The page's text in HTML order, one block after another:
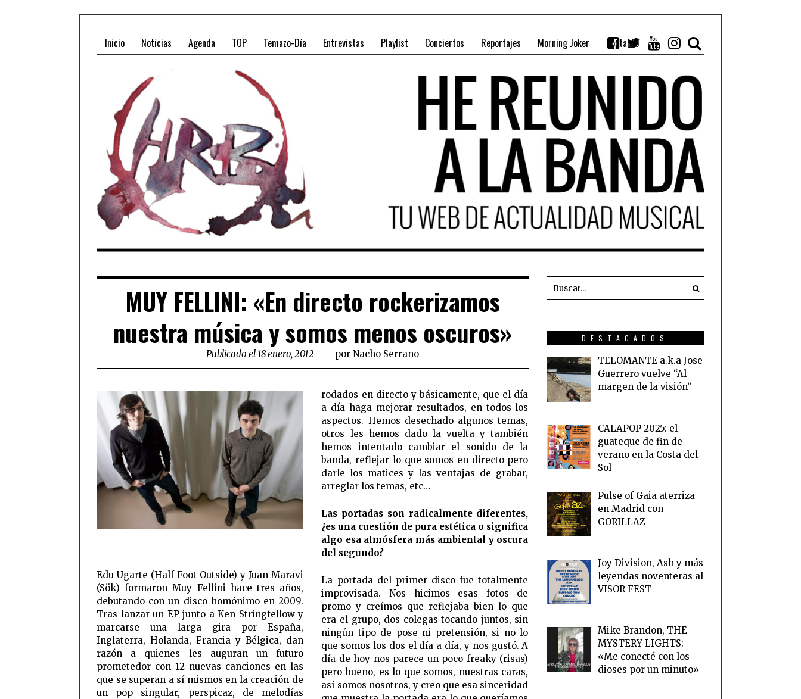
Inicio Noticias Agenda TOP Temazo-Día Entrevistas Playlist Conciertos Reportajes Morning Joker Contacto
MUY FELLINI: «En directo rockerizamos
nuestra música y somos menos oscuros»
Publicado el 18 enero, 2012 por Nacho Serrano
Edu Ugarte (Half Foot Outside) y Juan Maravi
(Sök) formaron Muy Fellini hace tres años,
debutando con un disco homónimo en 2009.
Tras lanzar un EP junto a Ken Stringfellow y
marcarse una larga gira por España,
Inglaterra, Holanda, Francia y Bélgica, dan
razón a quienes les auguran un futuro
prometedor con 12 nuevas canciones en las
que se superan a sí mismos en la creación de
un pop singular, perspicaz, de melodías
rodados en directo y básicamente, que el día
a día haga mejorar resultados, en todos los
aspectos. Hemos desechado algunos temas,
otros les hemos dado la vuelta y también
hemos intentado cambiar el sonido de la
banda, reflejar lo que somos en directo pero
darle los matices y las ventajas de grabar,
arreglar los temas, etc…
Las portadas son radicalmente diferentes,
¿es una cuestión de pura estética o significa
algo esa atmósfera más ambiental y oscura
del segundo?
La portada del primer disco fue totalmente
improvisada. Nos hicimos esas fotos de
promo y creímos que reflejaba bien lo que
era el grupo, dos colegas tocando juntos, sin
ningún tipo de pose ni pretensión, si no lo
que somos los dos el día a día, y nos gustó. A
día de hoy nos parece un poco freaky (risas)
pero bueno, es lo que somos, nuestras caras,
así somos nosotros, y creo que esa sinceridad
DESTACADOS
TELOMANTE a.k.a Jose
Guerrero vuelve “Al
margen de la visión”
CALAPOP 2025: el
guateque de fin de
verano en la Costa del
Sol
Pulse of Gaia aterriza
en Madrid con
GORILLAZ
Joy Division, Ash y más
leyendas noventeras al
VISOR FEST
Mike Brandon, THE
MYSTERY LIGHTS:
«Me conecté con los
dioses por un minuto»